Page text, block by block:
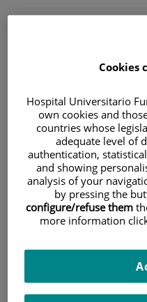
CONVOCATORIA
INVESTIGADOR
contrato
proyecto
3686-
investigador
Contratoasociado a proyecto
Cookies
Hospital Universitario
own cookies and
countries whose
adequate level of
authentication,
and showing
analysis of your
by pressing the
configure/refuse them
more information